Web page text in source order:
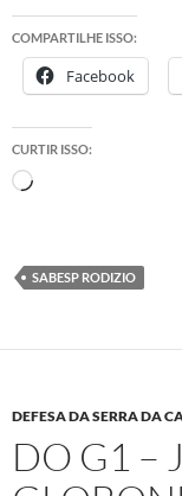
COMPARTILHE ISSO:
Facebook
CURTIR ISSO:
Carregando...
SABESP RODIZIO
DEFESA DA SERRA DA
DO G1 –